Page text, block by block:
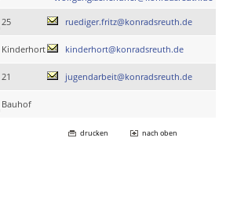
25 ruediger.fritz@konradsreuth.de
Kinderhort kinderhort@konradsreuth.de
21 jugendarbeit@konradsreuth.de
Bauhof
drucken nach oben